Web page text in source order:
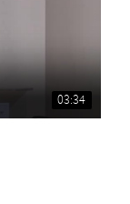
03:34